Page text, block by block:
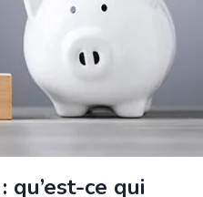
ce qui